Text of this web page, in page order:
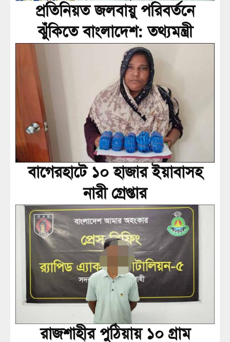
প্রতিনিয়ত জলবায়ু পরিবর্তনে
ঝুঁকিতে বাংলাদেশ: তথ্যমন্ত্রী
বাগেরহাটে ১০ হাজার ইয়াবাসহ
নারী গ্রেপ্তার
রাজশাহীর পুঠিয়ায় ১০ গ্রাম